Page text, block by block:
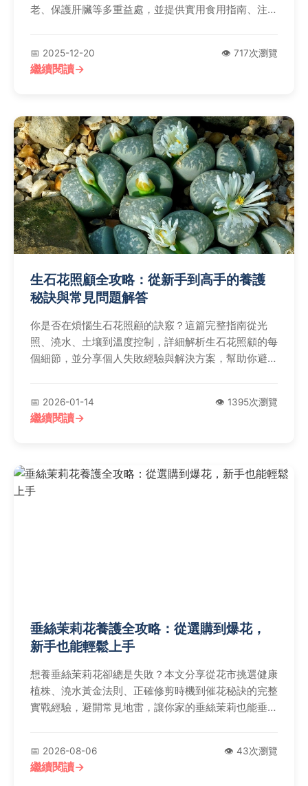
老、保護肝臟等多重益處，並提供實用食用指南、注意
📅 2025-12-20 👁️ 717次瀏覽
繼續閱讀
生石花照顧全攻略：從新手到高手的養護
秘訣與常見問題解答
你是否在煩惱生石花照顧的訣竅？這篇完整指南從光
照、澆水、土壤到溫度控制，詳細解析生石花照顧的每
個細節，並分享個人失敗經驗與解決方案，幫助你避免
📅 2026-01-14 👁️ 1395次瀏覽
繼續閱讀
垂絲茉莉花養護全攻略：從選購到爆花，
新手也能輕鬆上手
想養垂絲茉莉花卻總是失敗？本文分享從花市挑選健康
植株、澆水黃金法則、正確修剪時機到催花秘訣的完整
實戰經驗，避開常見地雷，讓你家的垂絲茉莉也能垂掛
📅 2026-08-06 👁️ 43次瀏覽
繼續閱讀